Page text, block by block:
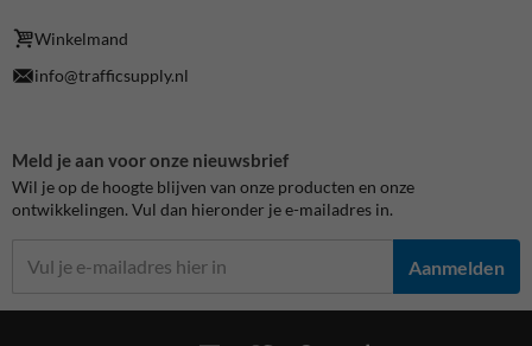
Winkelmand
info@trafficsupply.nl
Meld je aan voor onze nieuwsbrief
Wil je op de hoogte blijven van onze producten en onze
ontwikkelingen. Vul dan hieronder je e-mailadres in.
Aanmelden